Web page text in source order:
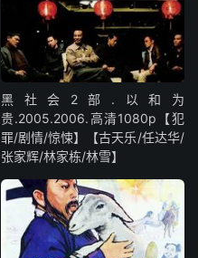
黑社会2部.以和为
贵.2005.2006.高清1080p【犯
罪/剧情/惊悚】【古天乐/任达华/
张家辉/林家栋/林雪】